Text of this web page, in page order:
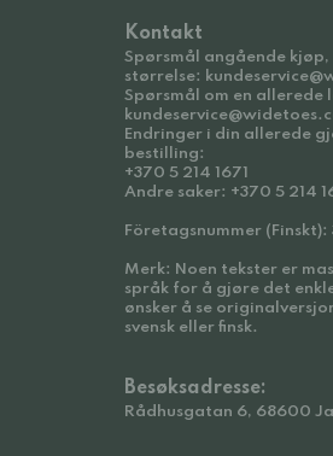
Kontakt
Spørsmål angående
størrelse:
Spørsmål om en allerede
Endringer i din allerede
bestilling:
+370 5 214 1671
Andre saker: +370 5 214
Företagsnummer
Merk: Noen tekster er
språk for å gjøre det
ønsker å se
svensk eller finsk.
Besøksadresse:
Rådhusgatan 6, 68600